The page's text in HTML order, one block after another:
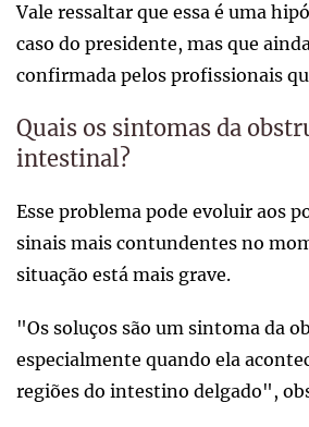
Vale ressaltar que essa é uma
caso do presidente, mas que
confirmada pelos profissionais
Quais os sintomas da
intestinal?
Esse problema pode evoluir aos
sinais mais contundentes no
situação está mais grave.
"Os soluços são um sintoma da
especialmente quando ela
regiões do intestino delgado",